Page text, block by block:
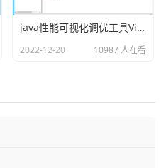
主要是sidecar来组成的，所有
pod里面的sidecar进行连接
的sidecar大家可以看看，这
需要关心写业务代码就可以
java性能可视化调优工具VisualVM
2022-12-20 10987 人在看